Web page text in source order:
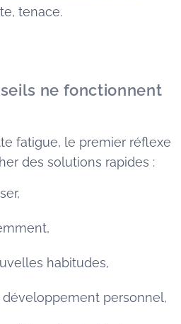
tenace.
ne fonctionnent
fatigue, le premier réflexe
des solutions rapides :
habitudes,
personnel,